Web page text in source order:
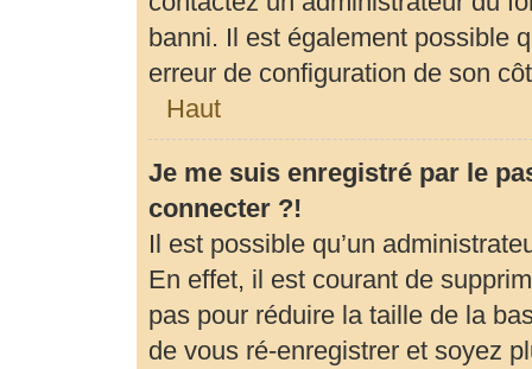
banni. Il est également possible
erreur de configuration de son
Haut
Je me suis enregistré par le
connecter ?!
Il est possible qu’un
En effet, il est courant de
pas pour réduire la taille de la
de vous ré-enregistrer et soyez